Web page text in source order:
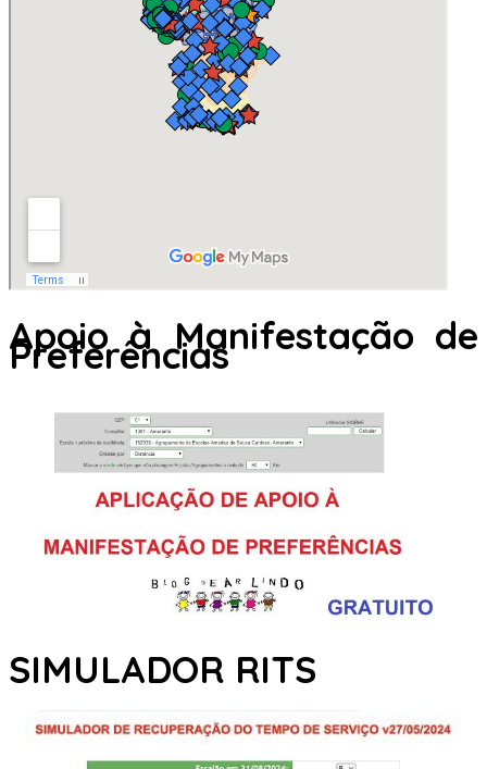
Apoio à Manifestação de
Preferências
SIMULADOR RITS